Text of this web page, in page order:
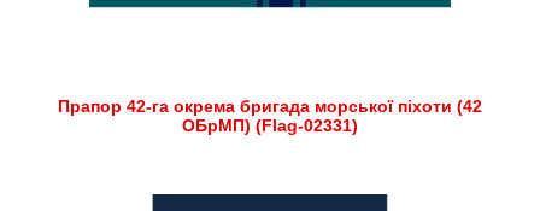
Прапор 42-га окрема бригада морської піхоти (42
ОБрМП) (Flag-02331)